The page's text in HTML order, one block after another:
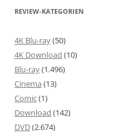
REVIEW-KATEGORIEN
4K Blu-ray(50)
4K Download (10)
Blu-ray(1.496)
Cinema (13)
Comic(1)
Download (142)
DVD(2.674)